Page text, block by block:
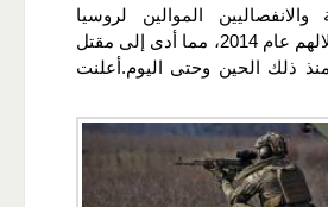
والانفصاليين الموالين لروسيا
الذين أعلنوا استقلالهم عام 2014، مما أدى إلى مقتل
13 ألفا منذ ذلك الحين وحتى اليوم.أعلنت